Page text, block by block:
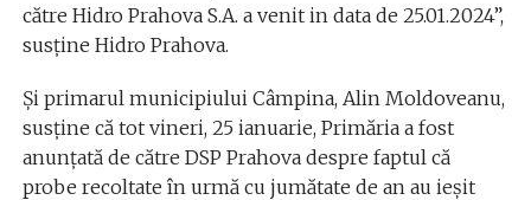
către Hidro Prahova S.A. a venit in data de 25.01.2024”,
susţine Hidro Prahova.
Şi primarul municipiului Câmpina, Alin Moldoveanu,
susţine că tot vineri, 25 ianuarie, Primăria a fost
anunţată de către DSP Prahova despre faptul că
probe recoltate în urmă cu jumătate de an au ieşit